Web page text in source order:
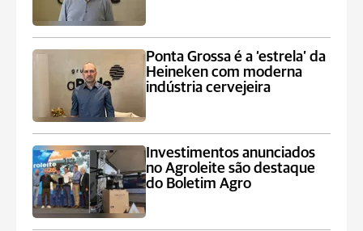
Ponta Grossa é a ‘estrela’ da
Heineken com moderna
indústria cervejeira
Investimentos anunciados
no Agroleite são destaque
do Boletim Agro